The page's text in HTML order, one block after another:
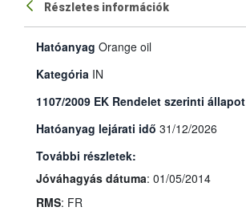
Részletes információk
Hatóanyag Orange oil
Kategória IN
1107/2009 EK Rendelet szerinti állapot
Hatóanyag lejárati idő 31/12/2026
További részletek:
Jóváhagyás dátuma: 01/05/2014
RMS: FR